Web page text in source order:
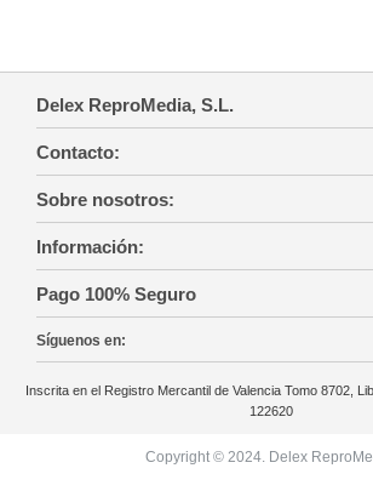
Delex ReproMedia, S.L.
Contacto:
Sobre nosotros:
Información:
Pago 100% Seguro
Síguenos en:
Inscrita en el Registro Mercantil de Valencia Tomo 8702,
122620
Copyright © 2024. Delex